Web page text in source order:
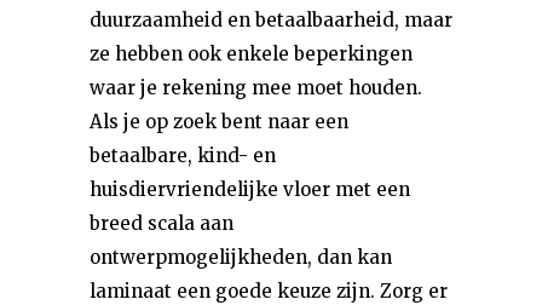
duurzaamheid en betaalbaarheid, maar
ze hebben ook enkele beperkingen
waar je rekening mee moet houden.
Als je op zoek bent naar een
betaalbare, kind- en
huisdiervriendelijke vloer met een
breed scala aan
ontwerpmogelijkheden, dan kan
laminaat een goede keuze zijn. Zorg er